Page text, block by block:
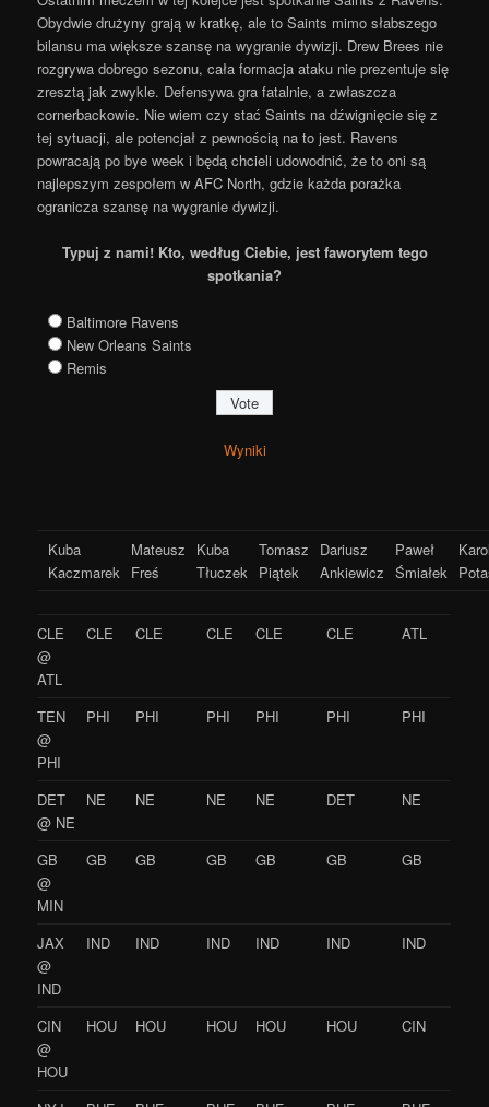
Obydwie drużyny grają w kratkę, ale to Saints mimo słabszego
bilansu ma większe szansę na wygranie dywizji. Drew Brees nie
rozgrywa dobrego sezonu, cała formacja ataku nie prezentuje się
zresztą jak zwykle. Defensywa gra fatalnie, a zwłaszcza
cornerbackowie. Nie wiem czy stać Saints na dźwignięcie się z
tej sytuacji, ale potencjał z pewnością na to jest. Ravens
powracają po bye week i będą chcieli udowodnić, że to oni są
najlepszym zespołem w AFC North, gdzie każda porażka
ogranicza szansę na wygranie dywizji.
Typuj z nami! Kto, według Ciebie, jest faworytem tego
spotkania?
Baltimore Ravens
New Orleans Saints
Remis
Wyniki
Kuba
Kaczmarek
Mateusz
Freś
Kuba
Tłuczek
Tomasz
Piątek
Dariusz
Ankiewicz
Paweł
Śmiałek
CLE
@
ATL
CLE CLE CLE CLE CLE ATL
TEN
@
PHI
PHI PHI PHI PHI PHI PHI
DET
@ NE
NE NE NE NE DET NE
GB
@
MIN
GB GB GB GB GB GB
JAX
@
IND
IND IND IND IND IND IND
CIN
@
HOU
HOU HOU HOU HOU HOU CIN